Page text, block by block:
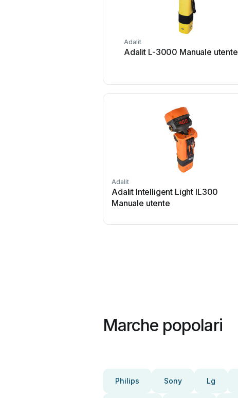
Adalit
Adalit L-3000 Manuale utente
Adalit
Adalit Intelligent Light IL300
Manuale utente
Marche popolari
Philips Sony Lg